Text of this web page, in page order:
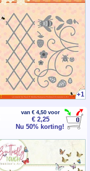
+1
van € 4,50 voor
€ 2,25
Nu 50% korting!